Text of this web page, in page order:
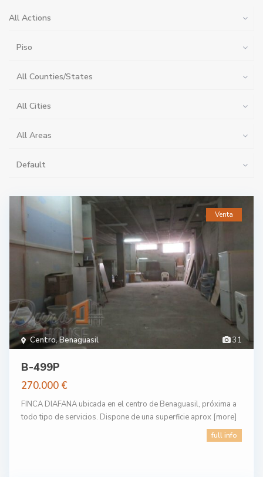
All Actions
Piso
All Counties/States
All Cities
All Areas
Default
31
Centro,Benaguasil
Venta
B-499P
270.000 €
FINCA DIAFANA ubicada en el centro de Benaguasil, próxima a
todo tipo de servicios. Dispone de una superficie aprox [more]
full info